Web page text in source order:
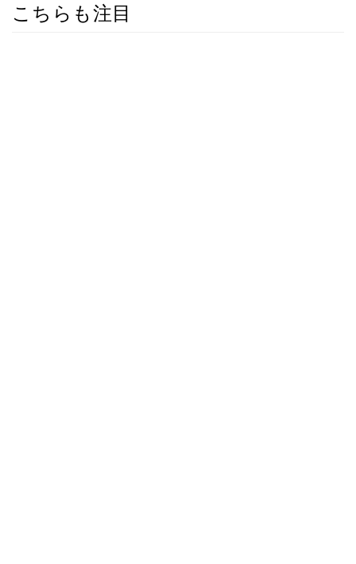
こちらも注目